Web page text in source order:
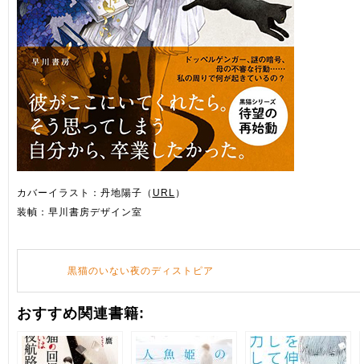
カバーイラスト：丹地陽子（ URL ）
装幀：早川書房デザイン室
黒猫のいない夜のディストピア
おすすめ関連書籍: